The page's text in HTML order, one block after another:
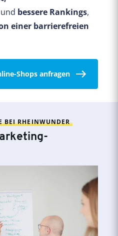
und bessere Rankings,
einer barrierefreien
Shops anfragen
BEI RHEINWUNDER